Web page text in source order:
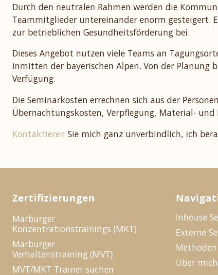
Durch den neutralen Rahmen werden die
Teammitglieder untereinander enorm gesteigert.
zur betrieblichen Gesundheitsförderung bei.
Dieses Angebot nutzen viele Teams an
inmitten der bayerischen Alpen. Von der Planung
Verfügung.
Die Seminarkosten errechnen sich aus der
Übernachtungskosten, Verpflegung, Material- und
Kontaktieren Sie mich ganz unverbindlich, ich
Zertifizierungen
Marburger
Konzentrationstrainings (MKT)
Marburger
Verhaltenstraining (MVT)
MVT/MKT Trainer suchen
Inhouse
Externe
Methoden
Über mich